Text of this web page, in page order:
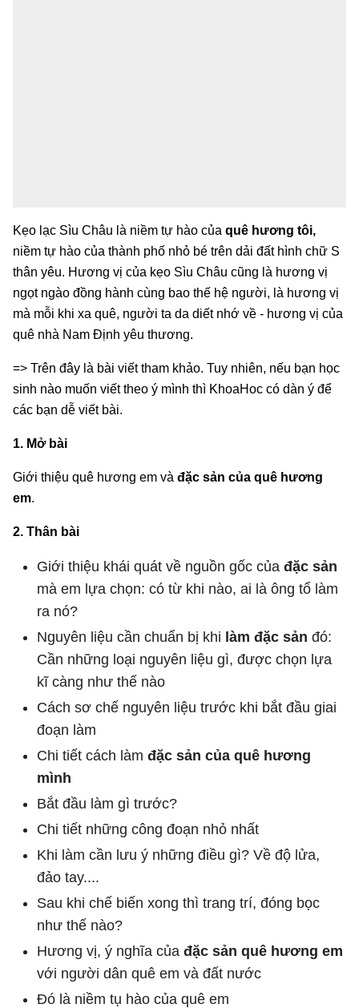
Kẹo lạc Sìu Châu là niềm tự hào của quê hương tôi,
niềm tự hào của thành phố nhỏ bé trên dải đất hình chữ S
thân yêu. Hương vị của kẹo Sìu Châu cũng là hương vị
ngọt ngào đồng hành cùng bao thế hệ người, là hương vị
mà mỗi khi xa quê, người ta da diết nhớ về - hương vị của
quê nhà Nam Định yêu thương.
=> Trên đây là bài viết tham khảo. Tuy nhiên, nếu bạn học
sinh nào muốn viết theo ý mình thì KhoaHoc có dàn ý để
các bạn dễ viết bài.
1. Mở bài
Giới thiệu quê hương em và đặc sản của quê hương
em.
2. Thân bài
Giới thiệu khái quát về nguồn gốc của đặc sản
mà em lựa chọn: có từ khi nào, ai là ông tổ làm
ra nó?
Nguyên liệu cần chuẩn bị khi làm đặc sản đó:
Cần những loại nguyên liệu gì, được chọn lựa
kĩ càng như thế nào
Cách sơ chế nguyên liệu trước khi bắt đầu giai
đoạn làm
Chi tiết cách làm đặc sản của quê hương
mình
Bắt đầu làm gì trước?
Chi tiết những công đoạn nhỏ nhất
Khi làm cần lưu ý những điều gì? Về độ lửa,
đảo tay....
Sau khi chế biến xong thì trang trí, đóng bọc
như thế nào?
Hương vị, ý nghĩa của đặc sản quê hương em
với người dân quê em và đất nước
Đó là niềm tụ hào của quê em